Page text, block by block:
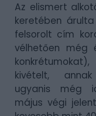
Az elismert
keretében
felsorolt cím
vélhetően még
kivételt,
ugyanis még
május végi